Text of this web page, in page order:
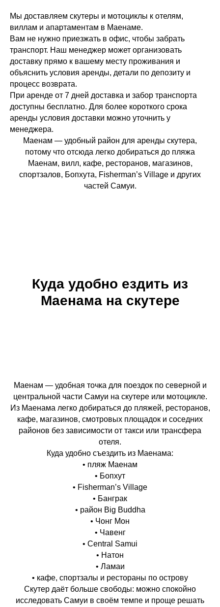
Мы доставляем скутеры и мотоциклы к отелям,
виллам и апартаментам в Маенаме.
Вам не нужно приезжать в офис, чтобы забрать
транспорт. Наш менеджер может организовать
доставку прямо к вашему месту проживания и
объяснить условия аренды, детали по депозиту и
процесс возврата.
При аренде от 7 дней доставка и забор транспорта
доступны бесплатно. Для более короткого срока
аренды условия доставки можно уточнить у
менеджера.
Маенам — удобный район для аренды скутера,
потому что отсюда легко добираться до пляжа
Маенам, вилл, кафе, ресторанов, магазинов,
спортзалов, Бопхута, Fisherman’s Village и других
частей Самуи.
Куда удобно ездить из
Маенама на скутере
Маенам — удобная точка для поездок по северной и
центральной части Самуи на скутере или мотоцикле.
Из Маенама легко добираться до пляжей, ресторанов,
кафе, магазинов, смотровых площадок и соседних
районов без зависимости от такси или трансфера
отеля.
Куда удобно съездить из Маенама:
• пляж Маенам
• Бопхут
• Fisherman’s Village
• Банграк
• район Big Buddha
• Чонг Мон
• Чавенг
• Central Samui
• Натон
• Ламаи
• кафе, спортзалы и рестораны по острову
Скутер даёт больше свободы: можно спокойно
исследовать Самуи в своём темпе и проще решать